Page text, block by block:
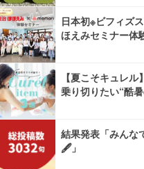
日本初※ビフィズ
ほえみセミナー体
【夏こそキュレ
乗り切りたい“酷
結果発表「みんな
🖋️」